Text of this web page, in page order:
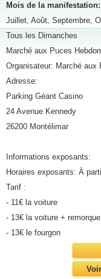
Mois de la manifestation:
Juillet, Août, Septembre,
Tous les Dimanches
Marché aux Puces
Organisateur: Marché aux
Adresse:
Parking Géant Casino
24 Avenue Kennedy
26200 Montélimar
Informations exposants:
Horaires exposants: À
Tarif :
- 11€ la voiture
- 13€ la voiture + remorque
- 13€ le fourgon